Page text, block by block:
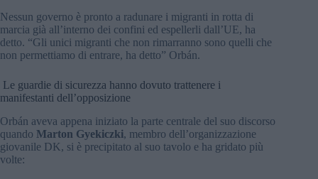
Nessun governo è pronto a radunare i migranti in rotta di
marcia già all’interno dei confini ed espellerli dall’UE, ha
detto. “Gli unici migranti che non rimarranno sono quelli che
non permettiamo di entrare, ha detto” Orbán.
Le guardie di sicurezza hanno dovuto trattenere i
manifestanti dell’opposizione
Orbán aveva appena iniziato la parte centrale del suo discorso
quando Marton Gyekiczki, membro dell’organizzazione
giovanile DK, si è precipitato al suo tavolo e ha gridato più
volte: